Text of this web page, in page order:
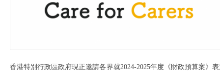
香港特別行政區政府現正邀請各界就2024-2025年度《財政預算案》